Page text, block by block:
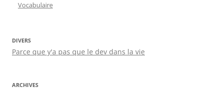
Vocabulaire
DIVERS
Parce que y'a pas que le dev dans la vie
ARCHIVES